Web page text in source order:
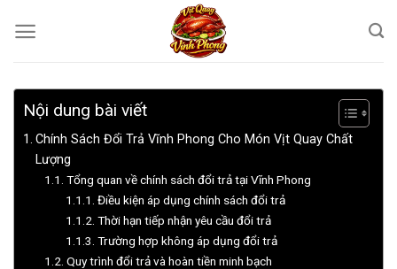
qua
Nội dung bài viết
Chính Sách Đổi Trả Vĩnh Phong Cho Món Vịt Quay Chất
Lượng
Tổng quan về chính sách đổi trả tại Vĩnh Phong
Điều kiện áp dụng chính sách đổi trả
Thời hạn tiếp nhận yêu cầu đổi trả
Trường hợp không áp dụng đổi trả
Quy trình đổi trả và hoàn tiền minh bạch